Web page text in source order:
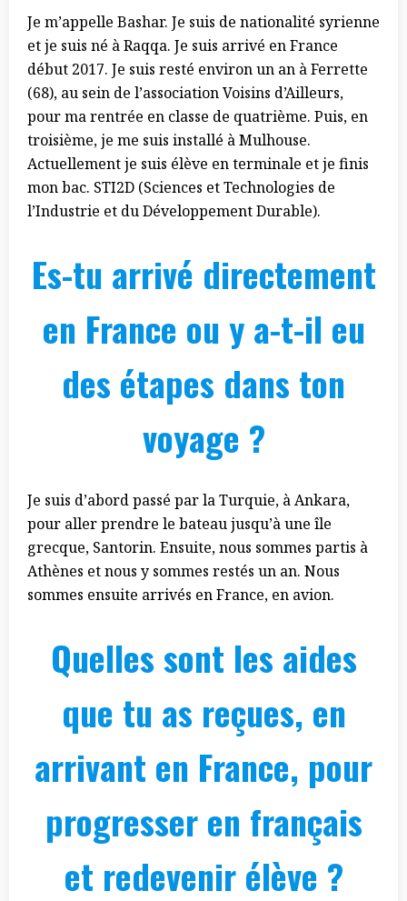
Je m’appelle Bashar. Je suis de nationalité syrienne
et je suis né à Raqqa. Je suis arrivé en France
début 2017. Je suis resté environ un an à Ferrette
(68), au sein de l’association Voisins d’Ailleurs,
pour ma rentrée en classe de quatrième. Puis, en
troisième, je me suis installé à Mulhouse.
Actuellement je suis élève en terminale et je finis
mon bac. STI2D (Sciences et Technologies de
l’Industrie et du Développement Durable).
Es-tu arrivé directement
en France ou y a-t-il eu
des étapes dans ton
voyage ?
Je suis d’abord passé par la Turquie, à Ankara,
pour aller prendre le bateau jusqu’à une île
grecque, Santorin. Ensuite, nous sommes partis à
Athènes et nous y sommes restés un an. Nous
sommes ensuite arrivés en France, en avion.
Quelles sont les aides
que tu as reçues, en
arrivant en France, pour
progresser en français
et redevenir élève ?